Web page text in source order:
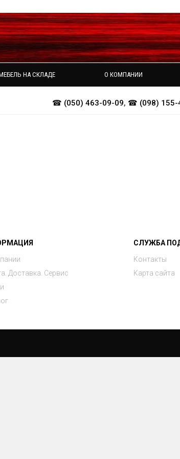
НА СКЛАДЕ О КОМПАНИИ
☎ (050) 463-09-09, ☎ (098) 155-
Доставка. Сервис
СЛУЖБА
Контакты
Карта сайта